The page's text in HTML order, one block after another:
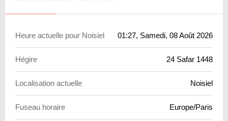
Heure actuelle pour Noisiel 01:27, Samedi, 08 Août 2026
Hégire 24 Safar 1448
Localisation actuelle Noisiel
Fuseau horaire Europe/Paris